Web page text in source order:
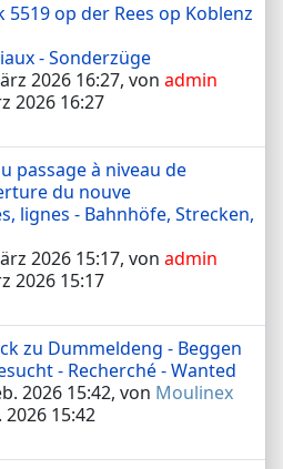
5519 op der Rees op Koblenz
- Sonderzüge
2026 16:27, von admin
2026 16:27
passage à niveau de
du nouve
lignes - Bahnhöfe, Strecken,
2026 15:17, von admin
2026 15:17
zu Dummeldeng - Beggen
- Recherché - Wanted
2026 15:42, von Moulinex
2026 15:42